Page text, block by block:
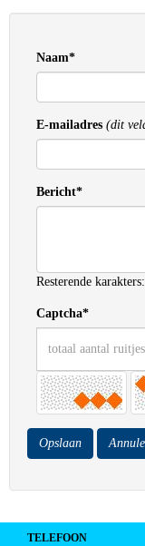
Naam*
E-mailadres (dit
Bericht*
Resterende
Captcha*
Opslaan
TELEFOON